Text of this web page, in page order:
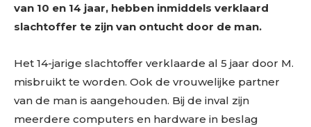
van 10 en 14 jaar, hebben inmiddels verklaard
slachtoffer te zijn van ontucht door de man.
Het 14-jarige slachtoffer verklaarde al 5 jaar door M.
misbruikt te worden. Ook de vrouwelijke partner
van de man is aangehouden. Bij de inval zijn
meerdere computers en hardware in beslag